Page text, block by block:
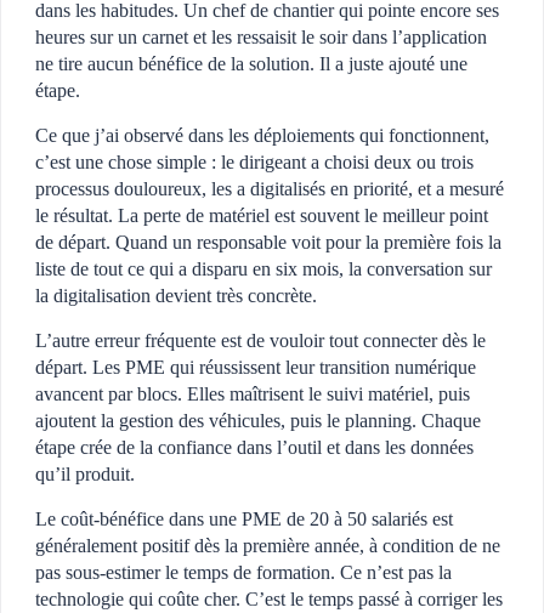
dans les habitudes. Un chef de chantier qui pointe encore ses
heures sur un carnet et les ressaisit le soir dans l’application
ne tire aucun bénéfice de la solution. Il a juste ajouté une
étape.
Ce que j’ai observé dans les déploiements qui fonctionnent,
c’est une chose simple : le dirigeant a choisi deux ou trois
processus douloureux, les a digitalisés en priorité, et a mesuré
le résultat. La perte de matériel est souvent le meilleur point
de départ. Quand un responsable voit pour la première fois la
liste de tout ce qui a disparu en six mois, la conversation sur
la digitalisation devient très concrète.
L’autre erreur fréquente est de vouloir tout connecter dès le
départ. Les PME qui réussissent leur transition numérique
avancent par blocs. Elles maîtrisent le suivi matériel, puis
ajoutent la gestion des véhicules, puis le planning. Chaque
étape crée de la confiance dans l’outil et dans les données
qu’il produit.
Le coût-bénéfice dans une PME de 20 à 50 salariés est
généralement positif dès la première année, à condition de ne
pas sous-estimer le temps de formation. Ce n’est pas la
technologie qui coûte cher. C’est le temps passé à corriger les